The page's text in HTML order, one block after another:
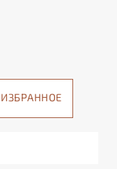
ИЗБРАННОЕ